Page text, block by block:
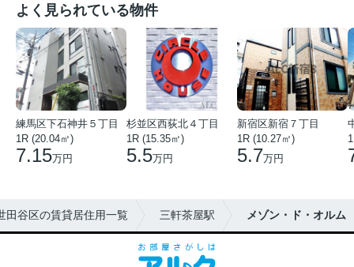
よく見られている物件
練馬区下石神井５丁目
1R (20.04㎡)
7.15万円
杉並区西荻北４丁目
1R (15.35㎡)
5.5万円
新宿区新宿７丁目
1R (10.27㎡)
5.7万円
田谷区の賃貸居住用一覧 三軒茶屋駅 メゾン・ド・オルム